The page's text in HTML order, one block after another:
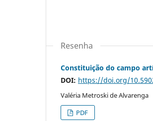
Resenha
Constituição do campo
DOI: https://doi.org/
Valéria Metroski de Alvarenga
PDF